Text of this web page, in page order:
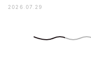
2026.07.29